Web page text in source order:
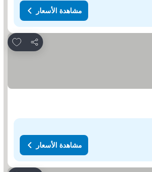
مشاهدة الأسعار
مشاركة
to favorites
مشاهدة الأسعار